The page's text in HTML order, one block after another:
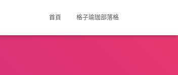
首頁 格子瑜珈部落格